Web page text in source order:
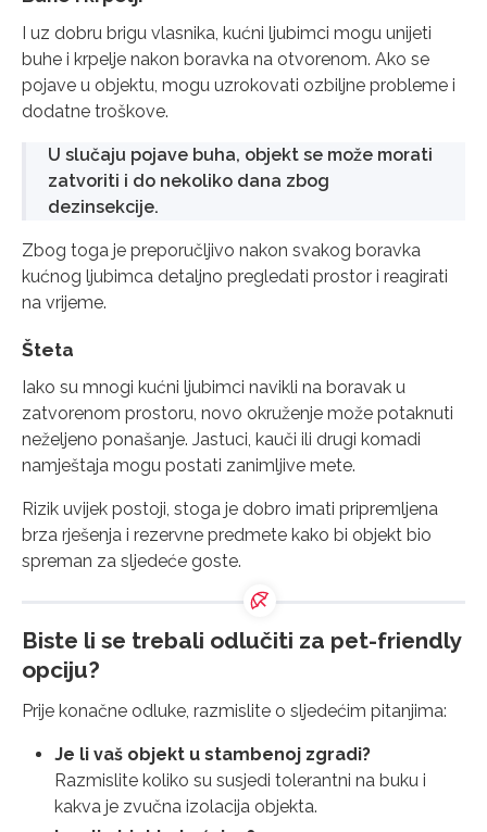
I uz dobru brigu vlasnika, kućni ljubimci mogu unijeti
buhe i krpelje nakon boravka na otvorenom. Ako se
pojave u objektu, mogu uzrokovati ozbiljne probleme i
dodatne troškove.
U slučaju pojave buha, objekt se može morati
zatvoriti i do nekoliko dana zbog
dezinsekcije.
Zbog toga je preporučljivo nakon svakog boravka
kućnog ljubimca detaljno pregledati prostor i reagirati
na vrijeme.
Šteta
Iako su mnogi kućni ljubimci navikli na boravak u
zatvorenom prostoru, novo okruženje može potaknuti
neželjeno ponašanje. Jastuci, kauči ili drugi komadi
namještaja mogu postati zanimljive mete.
Rizik uvijek postoji, stoga je dobro imati pripremljena
brza rješenja i rezervne predmete kako bi objekt bio
spreman za sljedeće goste.
Biste li se trebali odlučiti za pet-friendly
opciju?
Prije konačne odluke, razmislite o sljedećim pitanjima:
Je li vaš objekt u stambenoj zgradi?
Razmislite koliko su susjedi tolerantni na buku i
kakva je zvučna izolacija objekta.